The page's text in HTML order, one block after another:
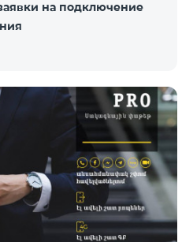
на подключение